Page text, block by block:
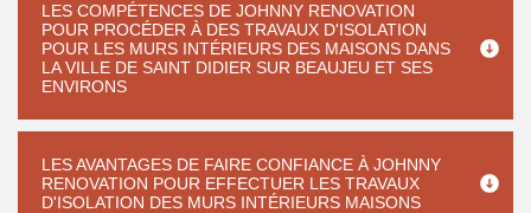
LES COMPÉTENCES DE JOHNNY RENOVATION
POUR PROCÉDER À DES TRAVAUX D'ISOLATION
POUR LES MURS INTÉRIEURS DES MAISONS DANS
LA VILLE DE SAINT DIDIER SUR BEAUJEU ET SES
ENVIRONS
LES AVANTAGES DE FAIRE CONFIANCE À JOHNNY
RENOVATION POUR EFFECTUER LES TRAVAUX
D'ISOLATION DES MURS INTÉRIEURS MAISONS